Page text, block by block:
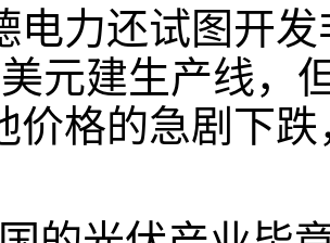
力还试图开发
元建生产线，
价格的急剧下